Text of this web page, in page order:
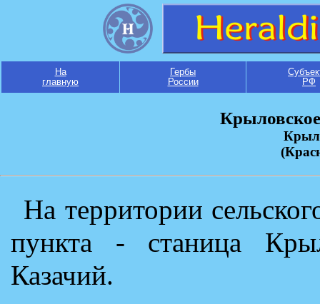
На
главную
Гербы
России
РФ
Крыловское
На территории
пункта - станица
Казачий.